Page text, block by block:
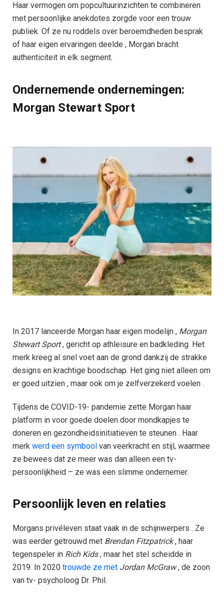
Haar vermogen om popcultuurinzichten te combineren
met persoonlijke anekdotes zorgde voor een trouw
publiek. Of ze nu roddels over beroemdheden besprak
of haar eigen ervaringen deelde , Morgan bracht
authenticiteit in elk segment.
Ondernemende ondernemingen:
Morgan Stewart Sport
In 2017 lanceerde Morgan haar eigen modelijn , Morgan
StewartSport, gericht op athleisure en badkleding. Het
merk kreeg al snel voet aan de grond dankzij de strakke
designs en krachtige boodschap. Het ging niet alleen om
er goed uitzien , maar ook om je zelfverzekerd voelen .
Tijdens de COVID-19- pandemie zette Morgan haar
platform in voor goede doelen door mondkapjes te
doneren en gezondheidsinitiatieven te steunen . Haar
merk werd een symbool van veerkracht en stijl, waarmee
ze bewees dat ze meer was dan alleen een tv-
persoonlijkheid – ze was een slimme ondernemer.
Persoonlijk leven en relaties
Morgans privéleven staat vaak in de schijnwerpers . Ze
was eerder getrouwd met Brendan Fitzpatrick, haar
tegenspeler in Rich Kids, maar het stel scheidde in
2019. In 2020 trouwde ze met Jordan McGraw, de zoon
van tv- psycholoog Dr. Phil.